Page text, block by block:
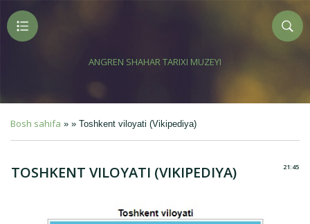
ANGREN SHAHAR TARIXI MUZEYI
Bosh sahifa » » Toshkent viloyati (Vikipediya)
21:45
TOSHKENT VILOYATI (VIKIPEDIYA)